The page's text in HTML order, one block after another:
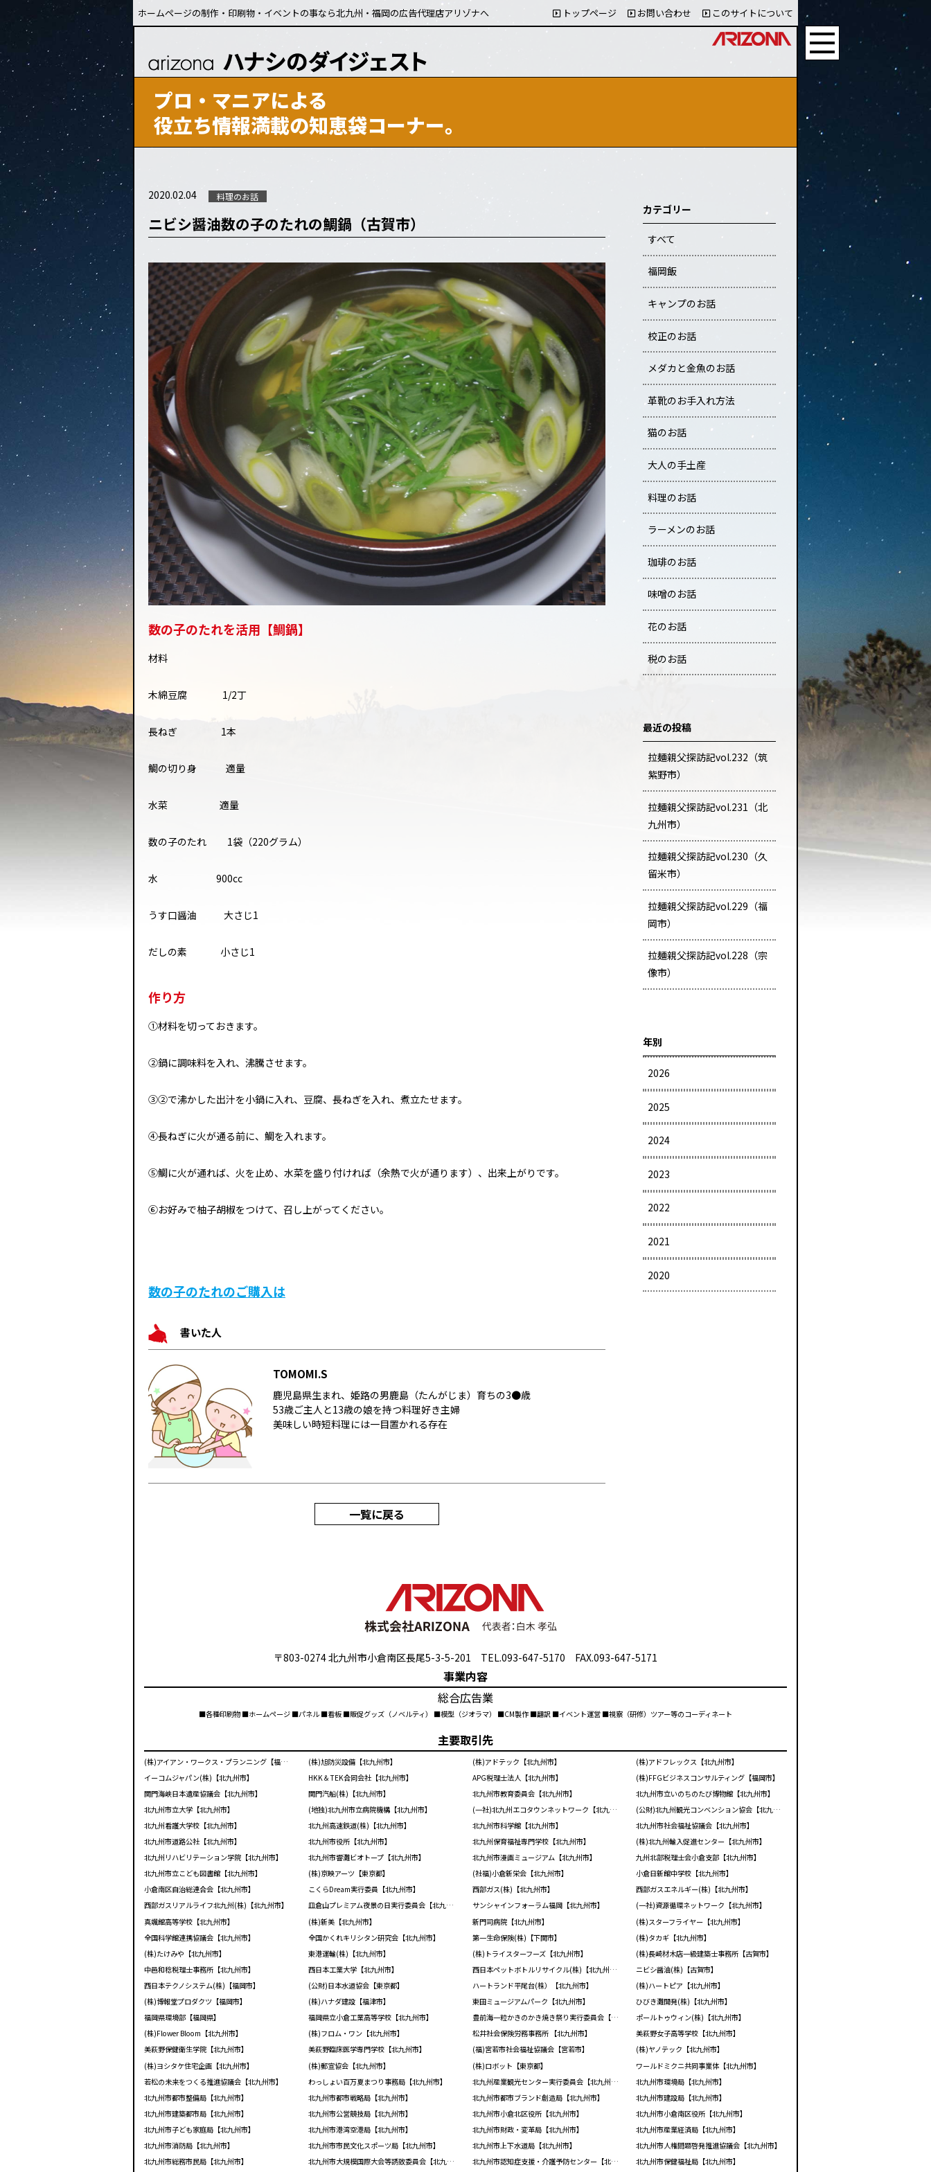
ホームページの制作・印刷物・イベントの事なら北九州・福岡の広告代理店アリゾナへ トップページ お問い合わせ このサイトについて
プロ・マニアによる
役立ち情報満載の知恵袋コーナー。
2020.02.04 料理のお話
ニビシ醤油数の子のたれの鯛鍋（古賀市）
数の子のたれを活用【鯛鍋】
材料
木綿豆腐 1/2丁
長ねぎ 1本
鯛の切り身 適量
水菜 適量
数の子のたれ 1袋（220グラム）
水 900cc
うす口醤油 大さじ1
だしの素 小さじ1
作り方
①材料を切っておきます。
②鍋に調味料を入れ、沸騰させます。
③②で沸かした出汁を小鍋に入れ、豆腐、長ねぎを入れ、煮立たせます。
④長ねぎに火が通る前に、鯛を入れます。
⑤鯛に火が通れば、火を止め、水菜を盛り付ければ（余熱で火が通ります）、出来上がりです。
⑥お好みで柚子胡椒をつけて、召し上がってください。
数の子のたれのご購入は
書いた人
TOMOMI.S
鹿児島県生まれ、姫路の男鹿島（たんがじま）育ちの3●歳
53歳ご主人と13歳の娘を持つ料理好き主婦
美味しい時短料理には一目置かれる存在
一覧に戻る
カテゴリー
すべて
福岡飯
キャンプのお話
校正のお話
メダカと金魚のお話
革靴のお手入れ方法
猫のお話
大人の手土産
料理のお話
ラーメンのお話
珈琲のお話
味噌のお話
花のお話
税のお話
最近の投稿
拉麺親父探訪記vol.232（筑
紫野市）
拉麺親父探訪記vol.231（北
九州市）
拉麺親父探訪記vol.230（久
留米市）
拉麺親父探訪記vol.229（福
岡市）
拉麺親父探訪記vol.228（宗
像市）
年別
2026
2025
2024
2023
2022
2021
2020
〒803-0274 北九州市小倉南区長尾5-3-5-201 TEL.093-647-5170 FAX.093-647-5171
事業内容
総合広告業
■各種印刷物 ■ホームページ ■パネル ■看板 ■販促グッズ（ノベルティ） ■模型（ジオラマ） ■CM製作 ■翻訳 ■イベント運営 ■視察（研修）ツアー等のコーディネート
主要取引先
(株)アイアン・ワークス・プランニング【福岡市】 (株)旭防災設備【北九州市】 (株)アドテック【北九州市】
(株)アドフレックス【北九州市】
イーコムジャパン(株)【北九州市】
HKK＆TEK合同会社【北九州市】 APG税理士法人【北九州市】
(株)FFGビジネスコンサルティング【福岡市】
関門海峡日本遺産協議会【北九州市】
関門汽船(株)【北九州市】 北九州市教育委員会【北九州市】
北九州市立いのちのたび博物館【北九州市】
北九州市立大学【北九州市】
(地独)北九州市立病院機構【北九州市】 (一社)北九州エコタウンネットワーク【北九州市】
(公財)北九州観光コンベンション協会【北九州市】
北九州看護大学校【北九州市】
北九州高速鉄道(株)【北九州市】 北九州市科学館【北九州市】
北九州市社会福祉協議会【北九州市】
北九州市道路公社【北九州市】
北九州市役所【北九州市】 北九州保育福祉専門学校【北九州市】
(株)北九州輸入促進センター【北九州市】
北九州リハビリテーション学院【北九州市】
北九州市響灘ビオトープ【北九州市】 北九州市漫画ミュージアム【北九州市】
九州北部税理士会小倉支部【北九州市】
北九州市立こども図書館【北九州市】
(株)京映アーツ【東京都】 (社福)小倉新栄会【北九州市】
小倉日新館中学校【北九州市】
小倉南区自治総連合会【北九州市】
こくらDream実行委員【北九州市】 西部ガス(株)【北九州市】
西部ガスエネルギー(株)【北九州市】
西部ガスリアルライフ北九州(株)【北九州市】
皿倉山プレミアム夜景の日実行委員会【北九州市】 サンシャインフォーラム福岡【北九州市】
(一社)資源循環ネットワーク【北九州市】
真颯館高等学校【北九州市】
(株)新美【北九州市】 新門司病院【北九州市】
(株)スターフライヤー【北九州市】
全国科学館連携協議会【北九州市】
全国かくれキリシタン研究会【北九州市】 第一生命保険(株)【下関市】
(株)タカギ【北九州市】
(株)たけみや【北九州市】
東港運輸(株)【北九州市】 (株)トライスターフーズ【北九州市】
(株)長崎材木店一級建築士事務所【古賀市】
中邑和稔税理士事務所【北九州市】
西日本工業大学【北九州市】 西日本ペットボトルリサイクル(株)【北九州市】
ニビシ醤油(株)【古賀市】
西日本テクノシステム(株)【福岡市】
(公財)日本水道協会【東京都】 ハートランド平尾台(株）【北九州市】
(株)ハートピア【北九州市】
(株)博報堂プロダクツ【福岡市】
(株)ハナダ建設【福津市】 東田ミュージアムパーク【北九州市】
ひびき灘開発(株)【北九州市】
福岡県環境部【福岡県】
福岡県立小倉工業高等学校【北九州市】 豊前海一粒かきのかき焼き祭り実行委員会【北九州市】
ポールトゥウィン(株)【北九州市】
(株)Flower Bloom【北九州市】
(株)フロム・ワン【北九州市】 松井社会保険労務事務所 【北九州市】
美萩野女子高等学校【北九州市】
美萩野保健衛生学院【北九州市】
美萩野臨床医学専門学校【北九州市】 (福)宮若市社会福祉協議会【宮若市】
(株)ヤノテック【北九州市】
(株)ヨシタケ住宅企画【北九州市】
(株)郵宣協会【北九州市】 (株)ロボット【東京都】
ワールドミクニ共同事業体【北九州市】
若松の未来をつくる推進協議会【北九州市】
わっしょい百万夏まつり事務局【北九州市】 北九州産業観光センター実行委員会【北九州市】
北九州市環境局【北九州市】
北九州市都市整備局【北九州市】
北九州市都市戦略局【北九州市】 北九州市都市ブランド創造局【北九州市】
北九州市建設局【北九州市】
北九州市建築都市局【北九州市】
北九州市公営競技局【北九州市】 北九州市小倉北区役所【北九州市】
北九州市小倉南区役所【北九州市】
北九州市子ども家庭局【北九州市】
北九州市港湾空港局【北九州市】 北九州市財政・変革局【北九州市】
北九州市産業経済局【北九州市】
北九州市消防局【北九州市】
北九州市市民文化スポーツ局【北九州市】 北九州市上下水道局【北九州市】
北九州市人権問題啓発推進協議会【北九州市】
北九州市総務市民局【北九州市】
北九州市大規模国際大会等誘致委員会【北九州市】 北九州市認知症支援・介護予防センター【北九州市】 北九州市保健福祉局【北九州市】